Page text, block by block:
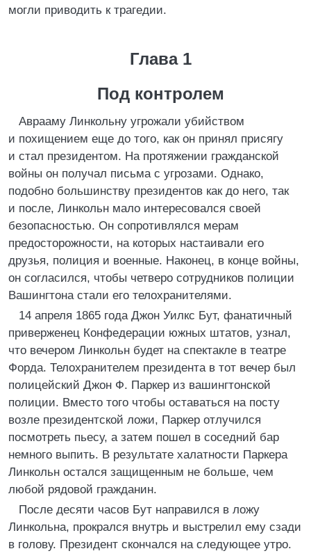
могли приводить к трагедии.
Глава 1
Под контролем
Аврааму Линкольну угрожали убийством
и похищением еще до того, как он принял присягу
и стал президентом. На протяжении гражданской
войны он получал письма с угрозами. Однако,
подобно большинству президентов как до него, так
и после, Линкольн мало интересовался своей
безопасностью. Он сопротивлялся мерам
предосторожности, на которых настаивали его
друзья, полиция и военные. Наконец, в конце войны,
он согласился, чтобы четверо сотрудников полиции
Вашингтона стали его телохранителями.
14 апреля 1865 года Джон Уилкс Бут, фанатичный
приверженец Конфедерации южных штатов, узнал,
что вечером Линкольн будет на спектакле в театре
Форда. Телохранителем президента в тот вечер был
полицейский Джон Ф. Паркер из вашингтонской
полиции. Вместо того чтобы оставаться на посту
возле президентской ложи, Паркер отлучился
посмотреть пьесу, а затем пошел в соседний бар
немного выпить. В результате халатности Паркера
Линкольн остался защищенным не больше, чем
любой рядовой гражданин.
После десяти часов Бут направился в ложу
Линкольна, прокрался внутрь и выстрелил ему сзади
в голову. Президент скончался на следующее утро.